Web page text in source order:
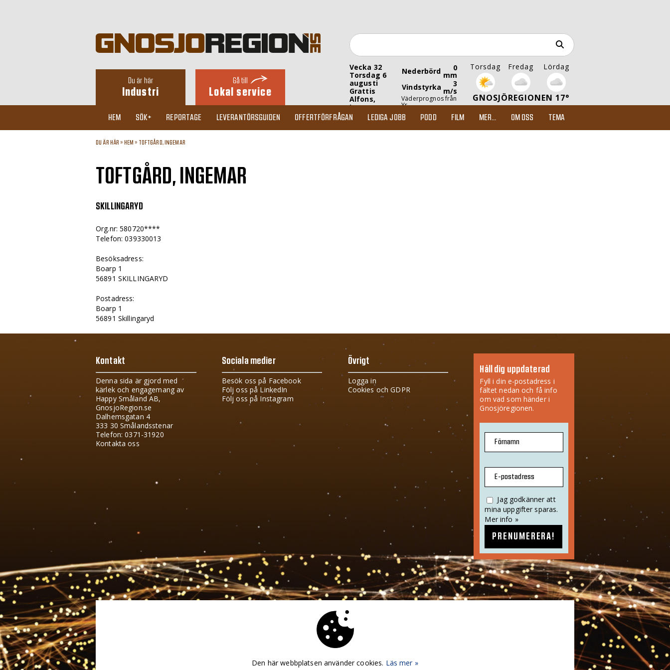
Du är här
Industri
Gå till
Lokal service
Vecka 32
Torsdag 6
augusti
Grattis
Alfons,
Inez
Nederbörd 0
mm
Vindstyrka
3
m/s
Väderprognos från
Yr
Torsdag Fredag Lördag
GNOSJÖREGIONEN 17°
HEM SÖK+ REPORTAGE LEVERANTÖRSGUIDEN OFFERTFÖRFRÅGAN LEDIGA JOBB PODD FILM MER... OM OSS TEMA
DU ÄR HÄR » HEM » TOFTGÅRD, INGEMAR
TOFTGÅRD, INGEMAR
SKILLINGARYD
Org.nr: 580720****
Telefon: 039330013
Besöksadress:
Boarp 1
56891 SKILLINGARYD
Postadress:
Boarp 1
56891 Skillingaryd
Kontakt
Denna sida är gjord med
kärlek och engagemang av
Happy Småland AB,
GnosjoRegion.se
Dalhemsgatan 4
333 30 Smålandsstenar
Telefon: 0371-31920
Kontakta oss
Sociala medier
Besök oss på Facebook
Följ oss på LinkedIn
Följ oss på Instagram
Övrigt
Logga in
Cookies och GDPR
Håll dig uppdaterad
Fyll i din e-postadress i
fältet nedan och få info
om vad som händer i
Gnosjöregionen.
Förnamn
E-postadress
Jag godkänner att
mina uppgifter sparas.
Mer info »
PRENUMERERA!
Den här webbplatsen använder cookies. Läs mer »